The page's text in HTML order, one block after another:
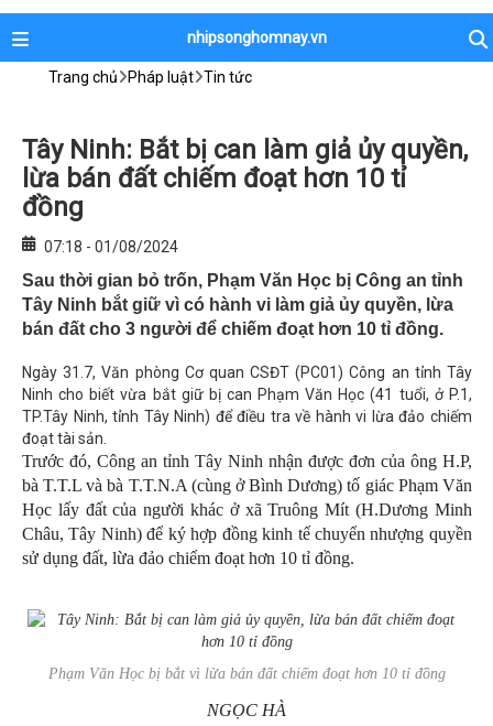
nhipsonghomnay.vn
Trang chủ Pháp luật Tin tức
Tây Ninh: Bắt bị can làm giả ủy quyền,
lừa bán đất chiếm đoạt hơn 10 tỉ
đồng
07:18 - 01/08/2024
Sau thời gian bỏ trốn, Phạm Văn Học bị Công an tỉnh
Tây Ninh bắt giữ vì có hành vi làm giả ủy quyền, lừa
bán đất cho 3 người để chiếm đoạt hơn 10 tỉ đồng.
Ngày 31.7, Văn phòng Cơ quan CSĐT (PC01) Công an tỉnh Tây
Ninh cho biết vừa bắt giữ bị can Phạm Văn Học (41 tuổi, ở P.1,
TP.Tây Ninh, tỉnh Tây Ninh) để điều tra về hành vi lừa đảo chiếm
đoạt tài sản.
Trước đó, Công an tỉnh Tây Ninh nhận được đơn của ông H.P,
bà T.T.L và bà T.T.N.A (cùng ở Bình Dương) tố giác Phạm Văn
Học lấy đất của người khác ở xã Truông Mít (H.Dương Minh
Châu, Tây Ninh) để ký hợp đồng kinh tế chuyển nhượng quyền
sử dụng đất, lừa đảo chiếm đoạt hơn 10 tỉ đồng.
Phạm Văn Học bị bắt vì lừa bán đất chiếm đoạt hơn 10 tỉ đồng
NGỌC HÀ